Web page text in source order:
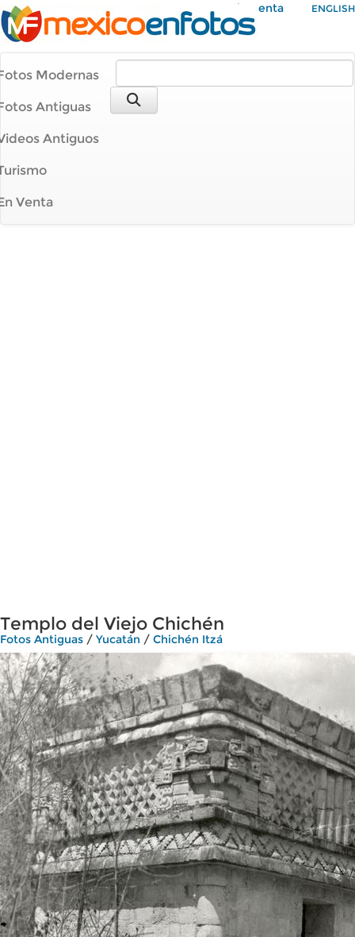
Mi Cuenta ENGLISH
Modernas
Antiguas
Antiguos
Venta
Templo del Viejo Chichén
Fotos Antiguas / Yucatán / Chichén Itzá